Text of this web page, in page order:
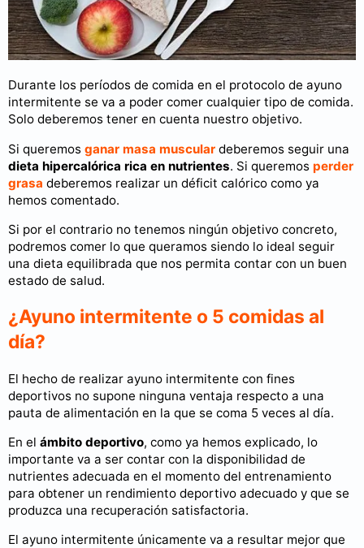
Durante los períodos de comida en el protocolo de ayuno
intermitente se va a poder comer cualquier tipo de comida.
Solo deberemos tener en cuenta nuestro objetivo.
Si queremos ganar masa muscular deberemos seguir una
dieta hipercalórica rica en nutrientes. Si queremos perder
grasa deberemos realizar un déficit calórico como ya
hemos comentado.
Si por el contrario no tenemos ningún objetivo concreto,
podremos comer lo que queramos siendo lo ideal seguir
una dieta equilibrada que nos permita contar con un buen
estado de salud.
¿Ayuno intermitente o 5 comidas al
día?
El hecho de realizar ayuno intermitente con fines
deportivos no supone ninguna ventaja respecto a una
pauta de alimentación en la que se coma 5 veces al día.
En el ámbito deportivo, como ya hemos explicado, lo
importante va a ser contar con la disponibilidad de
nutrientes adecuada en el momento del entrenamiento
para obtener un rendimiento deportivo adecuado y que se
produzca una recuperación satisfactoria.
El ayuno intermitente únicamente va a resultar mejor que